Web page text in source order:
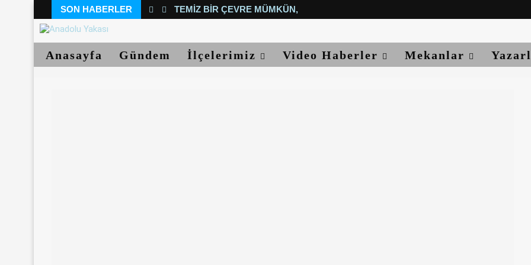
SON HABERLER TEMIZ BIR ÇEVRE MÜMKÜN, YETER...
Anasayfa Gündem İlçelerimiz Video Haberler Mekanlar